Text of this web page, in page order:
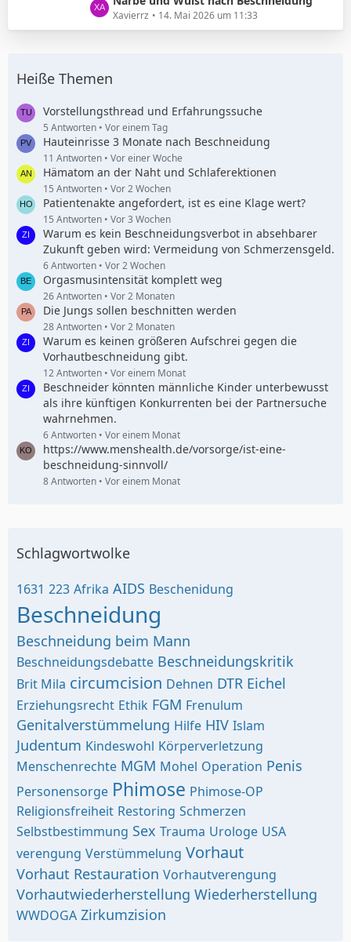
t
e
i
r
ä
g
e
e
t
e
e
i
t
r
ä
g
e
Xavierrz 14. Mai 2026 um 11:33
Heiße Themen
Vorstellungsthread und Erfahrungssuche
5 Antworten Vor einem Tag
Hauteinrisse 3 Monate nach Beschneidung
11 Antworten Vor einer Woche
Hämatom an der Naht und Schlaferektionen
15 Antworten Vor 2 Wochen
Patientenakte angefordert, ist es eine Klage wert?
15 Antworten Vor 3 Wochen
Warum es kein Beschneidungsverbot in absehbarer
Zukunft geben wird: Vermeidung von Schmerzensgeld.
6 Antworten Vor 2 Wochen
Orgasmusintensität komplett weg
26 Antworten Vor 2 Monaten
Die Jungs sollen beschnitten werden
28 Antworten Vor 2 Monaten
Warum es keinen größeren Aufschrei gegen die
Vorhautbeschneidung gibt.
12 Antworten Vor einem Monat
Beschneider könnten männliche Kinder unterbewusst
als ihre künftigen Konkurrenten bei der Partnersuche
wahrnehmen.
6 Antworten Vor einem Monat
https://www.menshealth.de/vorsorge/ist-eine-
beschneidung-sinnvoll/
8 Antworten Vor einem Monat
Schlagwortwolke
1631 223 Afrika AIDS Beschenidung
Beschneidung
Beschneidung beim Mann
Beschneidungsdebatte Beschneidungskritik
Brit Mila circumcision Dehnen DTR Eichel
Erziehungsrecht Ethik FGM Frenulum
Genitalverstümmelung Hilfe HIV Islam
Judentum Kindeswohl Körperverletzung
Menschenrechte MGM Mohel Operation Penis
Personensorge Phimose Phimose-OP
Religionsfreiheit Restoring Schmerzen
Selbstbestimmung Sex Trauma Urologe USA
verengung Verstümmelung Vorhaut
Vorhaut Restauration Vorhautverengung
Vorhautwiederherstellung Wiederherstellung
WWDOGA Zirkumzision